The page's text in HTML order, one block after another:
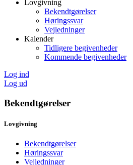
Lovgivning
Bekendtgørelser
Høringssvar
Vejledninger
Kalender
Tidligere begivenheder
Kommende begivenheder
Log ind
Log ud
Bekendtgørelser
Lovgivning
Bekendtgørelser
Høringssvar
Vejledninger